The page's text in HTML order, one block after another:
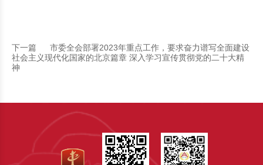
下一篇
市委全会部署2023年重点工作，要求奋力谱写全面建设
社会主义现代化国家的北京篇章 深入学习宣传贯彻党的二十大精
神